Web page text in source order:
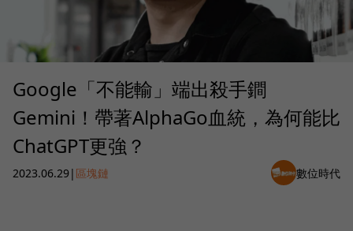
Google「不能輸」端出殺手鐧
Gemini！帶著AlphaGo血統，為何能比
ChatGPT更強？
2023.06.29| 區塊鏈 數位時代